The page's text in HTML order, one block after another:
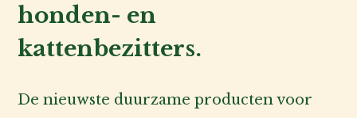
honden- en
kattenbezitters.
De nieuwste duurzame producten voor